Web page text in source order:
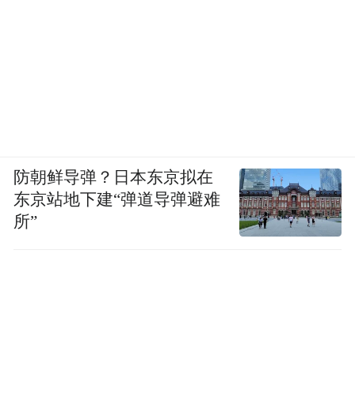
防朝鲜导弹？日本东京拟在
东京站地下建“弹道导弹避难
所”